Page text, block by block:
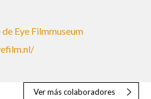
Eye Filmmuseum
Ver más colaboradores